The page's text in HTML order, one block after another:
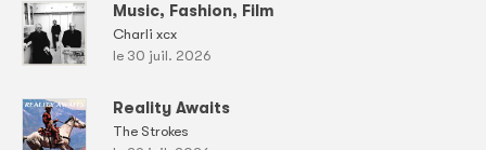
Music, Fashion, Film
Charli xcx
le 30 juil. 2026
Reality Awaits
The Strokes